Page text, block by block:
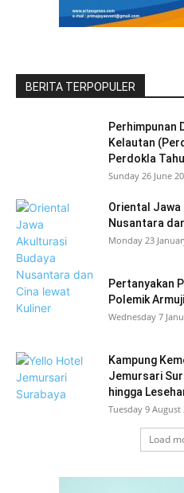
BERITA TERPOPULER
Perhimpunan
Kelautan
Perdokla
Sunday 26 June
Oriental Jawa
Nusantara
Monday 23
Pertanyakan
Polemik
Wednesday 7
Kampung
Jemursari
hingga
Tuesday 9 August
Load